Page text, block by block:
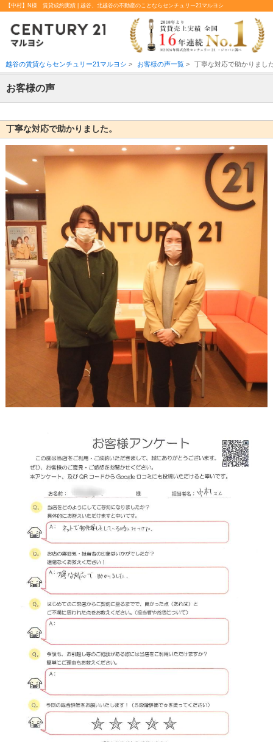
【中村】N様 賃貸成約実績 | 越谷、北越谷の不動産のことならセンチュリー21マルヨシ
越谷の賃貸ならセンチュリー21マルヨシ > お客様の声一覧> 丁寧な対応で助かりまし
お客様の声
丁寧な対応で助かりました。